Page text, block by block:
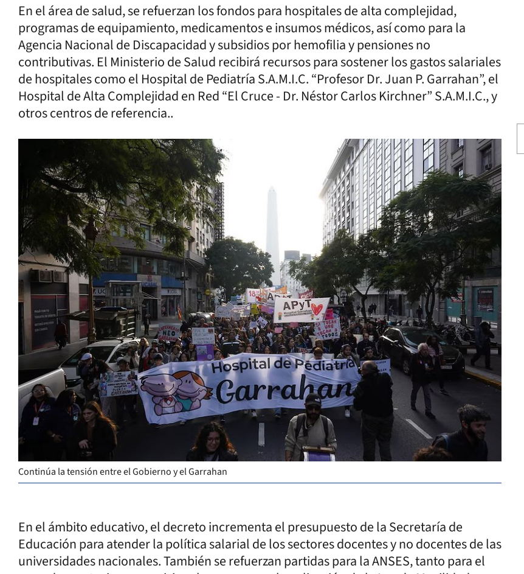
En el área de salud, se refuerzan los fondos para hospitales de alta complejidad,
programas de equipamiento, medicamentos e insumos médicos, así como para la
Agencia Nacional de Discapacidad y subsidios por hemofilia y pensiones no
contributivas. El Ministerio de Salud recibirá recursos para sostener los gastos salariales
de hospitales como el Hospital de Pediatría S.A.M.I.C. “Profesor Dr. Juan P. Garrahan”, el
Hospital de Alta Complejidad en Red “El Cruce - Dr. Néstor Carlos Kirchner” S.A.M.I.C., y
otros centros de referencia..
Continúa la tensión entre el Gobierno y el Garrahan
En el ámbito educativo, el decreto incrementa el presupuesto de la Secretaría de
Educación para atender la política salarial de los sectores docentes y no docentes de las
universidades nacionales. También se refuerzan partidas para la ANSES, tanto para el